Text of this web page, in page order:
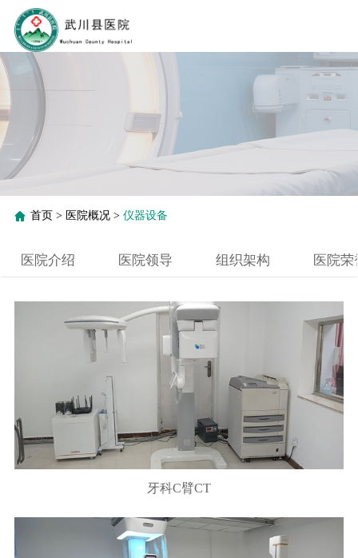
首页 > 医院概况> 仪器设备
医院介绍 医院领导 组织架构 医院荣
牙科C臂CT